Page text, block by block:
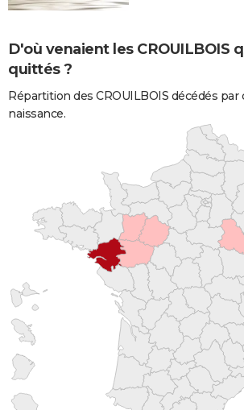
D'où venaient les CROUILBOIS
quittés ?
Répartition des CROUILBOIS décédés
naissance.